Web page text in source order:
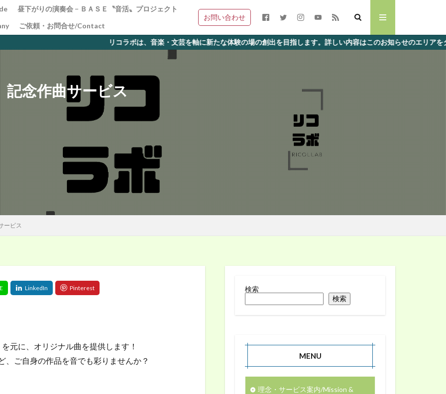
昼下がりの演奏会 − ＢＡＳＥ〝音活〟プロジェクト
ご依頼・お問合せ/Contact
お問い合わせ
リコラボは、音楽・文芸を軸に新たな体験の場の創出を目指します。詳しい内容はこのお知らせのエリアをタップorクリック
記念作曲サービス
ービス
元に、オリジナル曲を提供します！
ご自身の作品を音でも彩りませんか？
検索
検索
MENU
理念・サービス案内/Mission &